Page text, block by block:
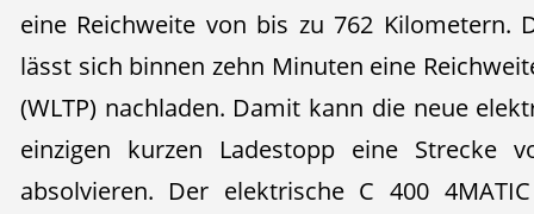
eine Reichweite von bis zu 762 Kilometern.
lässt sich binnen zehn Minuten eine
(WLTP) nachladen. Damit kann die neue
einzigen kurzen Ladestopp eine Strecke
absolvieren. Der elektrische C 400